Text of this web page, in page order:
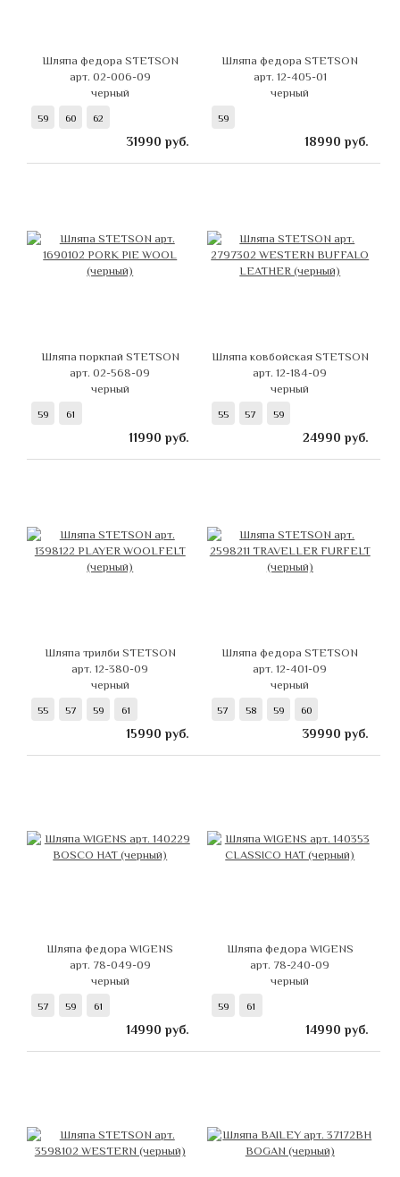
Шляпа федора STETSON
арт. 02-006-09
черный
59 60 62
31990 руб.
Шляпа федора STETSON
арт. 12-405-01
черный
59
18990 руб.
Шляпа поркпай STETSON
арт. 02-568-09
черный
59 61
11990 руб.
Шляпа ковбойская STETSON
арт. 12-184-09
черный
55 57 59
24990 руб.
Шляпа трилби STETSON
арт. 12-380-09
черный
55 57 59 61
15990 руб.
Шляпа федора STETSON
арт. 12-401-09
черный
57 58 59 60
39990 руб.
Шляпа федора WIGENS
арт. 78-049-09
черный
57 59 61
14990 руб.
Шляпа федора WIGENS
арт. 78-240-09
черный
59 61
14990 руб.